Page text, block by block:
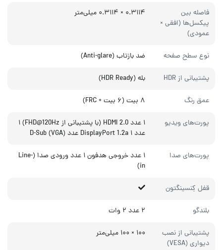
فاصله بین
پیکسل‌ها (افقی ×
عمودی)
۰.۳۱۱۴ × ۰.۳۱۱۴ میلی‌متر
نوع سطح صفحه ضد بازتاب (Anti-glare)
پشتیبانی از HDR بله (HDR Ready)
عمق رنگ ۸ بیت (۶ بیت + FRC)
پورت‌های ویدیو
۱ عدد HDMI 2.0 (با پشتیبانی از FHD@120Hz) ۱
عدد DisplayPort 1.2a ۱ عدد D-Sub (VGA)
پورت‌های صدا
۱ عدد خروجی هدفون ۱ عدد ورودی صدا (Line-
in)
قفل کِنسینگتون
بلندگو ۲ عدد ۲ وات
پشتیبانی از نصب
دیواری (VESA)
۱۰۰ × ۱۰۰ میلی‌متر